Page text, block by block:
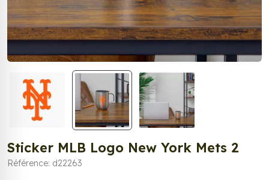
Sticker MLB Logo New York Mets 2
Référence: d22263